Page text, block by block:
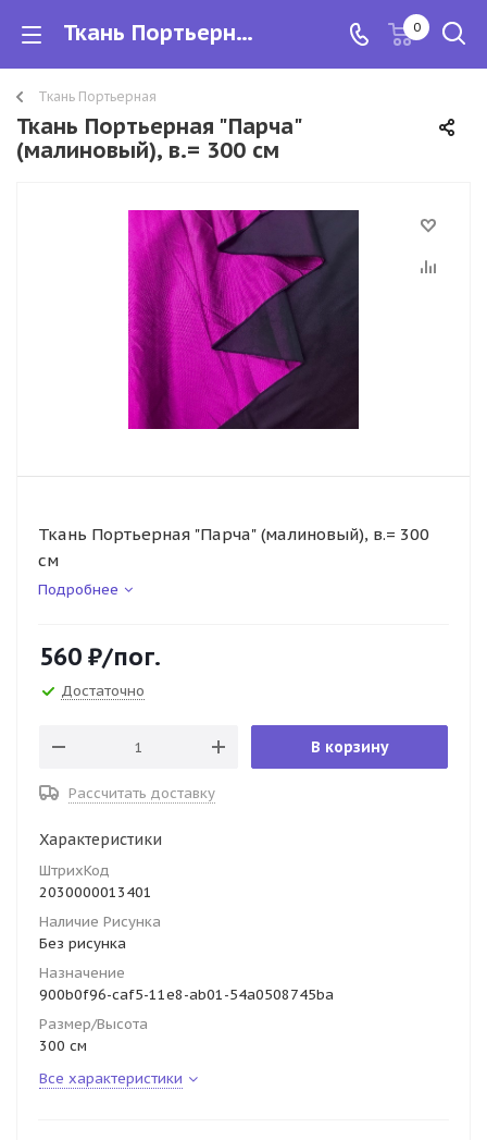
Ткань Портьерная "Парча" (малиновый), в.= 300 см 0
Ткань Портьерная
Ткань Портьерная "Парча"
(малиновый), в.= 300 см
Ткань Портьерная "Парча" (малиновый), в.= 300
см
Подробнее
560 ₽/пог.
Достаточно
В корзину
Рассчитать доставку
Характеристики
ШтрихКод
2030000013401
Наличие Рисунка
Без рисунка
Назначение
900b0f96-caf5-11e8-ab01-54a0508745ba
Размер/Высота
300 см
Все характеристики